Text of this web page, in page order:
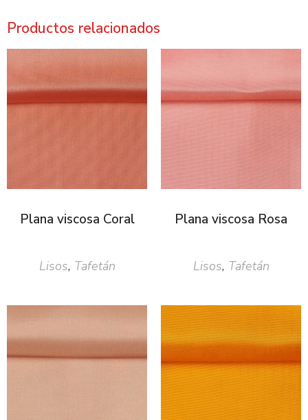
Productos relacionados
Plana viscosa Coral
Lisos, Tafetán
Plana viscosa Rosa
Lisos, Tafetán